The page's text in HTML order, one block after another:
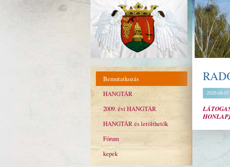
Bemutatkozás
HANGTÁR
2009. évi HANGTÁR
HANGTÁR és letölthetők
Fórum
kepek
2026-08-